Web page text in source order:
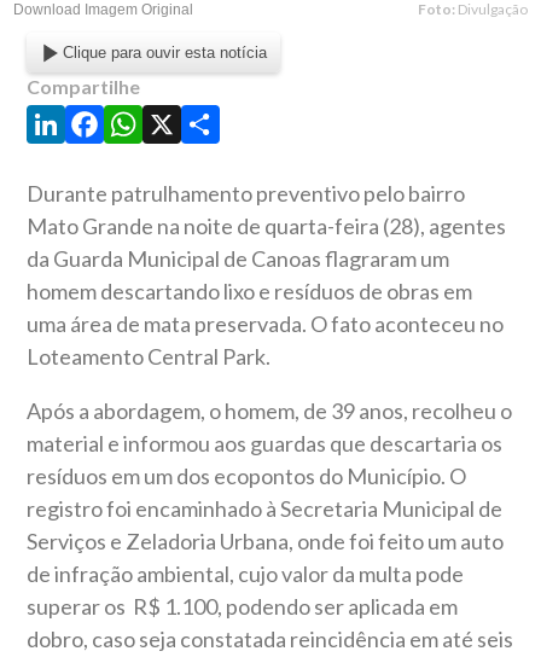
Download Imagem Original Foto: Divulgação
Clique para ouvir esta notícia
Compartilhe
LinkedIn
Facebook
WhatsApp
X Share
Durante patrulhamento preventivo pelo bairro
Mato Grande na noite de quarta-feira (28), agentes
da Guarda Municipal de Canoas flagraram um
homem descartando lixo e resíduos de obras em
uma área de mata preservada. O fato aconteceu no
Loteamento Central Park.
Após a abordagem, o homem, de 39 anos, recolheu o
material e informou aos guardas que descartaria os
resíduos em um dos ecopontos do Município. O
registro foi encaminhado à Secretaria Municipal de
Serviços e Zeladoria Urbana, onde foi feito um auto
de infração ambiental, cujo valor da multa pode
superar os R$ 1.100, podendo ser aplicada em
dobro, caso seja constatada reincidência em até seis